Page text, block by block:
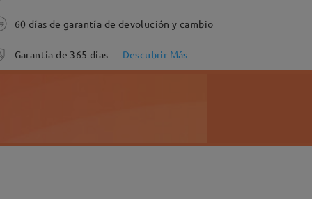
60 días de garantía de devolución y cambio
Garantía de 365 días Descubrir Más